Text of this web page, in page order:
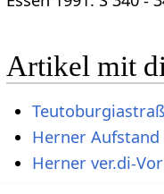
Artikel mit
Herner Aufstand
Herner ver.di-